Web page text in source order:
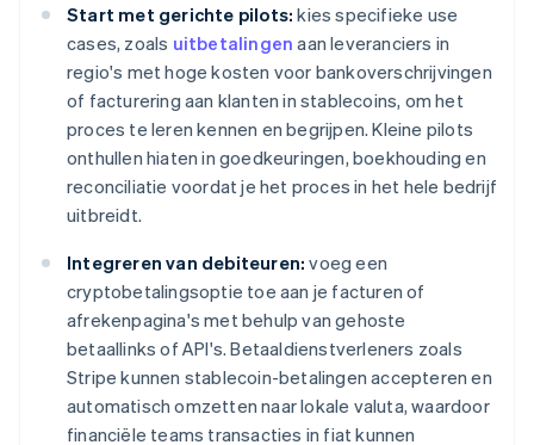
Start met gerichte pilots: kies specifieke use
cases, zoals uitbetalingen aan leveranciers in
regio's met hoge kosten voor bankoverschrijvingen
of facturering aan klanten in stablecoins, om het
proces te leren kennen en begrijpen. Kleine pilots
onthullen hiaten in goedkeuringen, boekhouding en
reconciliatie voordat je het proces in het hele bedrijf
uitbreidt.
Integreren van debiteuren: voeg een
cryptobetalingsoptie toe aan je facturen of
afrekenpagina's met behulp van gehoste
betaallinks of API's. Betaaldienstverleners zoals
Stripe kunnen stablecoin-betalingen accepteren en
automatisch omzetten naar lokale valuta, waardoor
financiële teams transacties in fiat kunnen